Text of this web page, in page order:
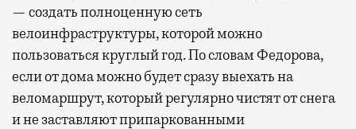
— создать полноценную сеть
велоинфраструктуры, которой можно
пользоваться круглый год. По словам Федорова,
если от дома можно будет сразу выехать на
веломаршрут, который регулярно чистят от снега
и не заставляют припаркованными